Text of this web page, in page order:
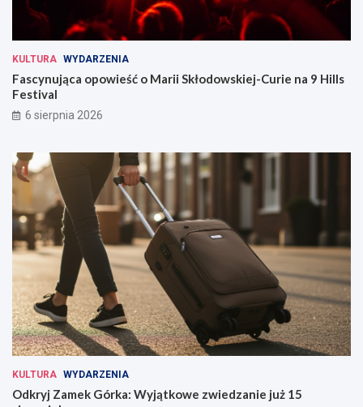
KULTURA WYDARZENIA
Fascynująca opowieść o Marii Skłodowskiej-Curie na 9 Hills
Festival
6 sierpnia 2026
KULTURA WYDARZENIA
Odkryj Zamek Górka: Wyjątkowe zwiedzanie już 15